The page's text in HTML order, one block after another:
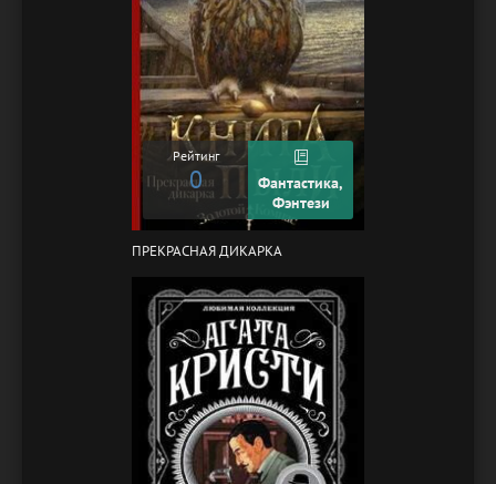
Рейтинг
0
Фантастика,
Фэнтези
ПРЕКРАСНАЯ ДИКАРКА